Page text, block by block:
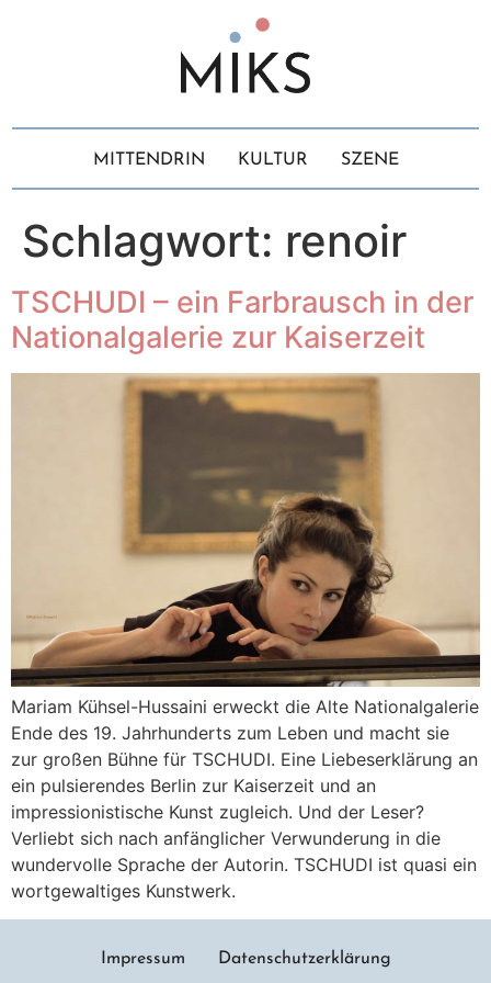
MITTENDRIN KULTUR SZENE
Schlagwort: renoir
TSCHUDI – ein Farbrausch in der
Nationalgalerie zur Kaiserzeit
Mariam Kühsel-Hussaini erweckt die Alte Nationalgalerie
Ende des 19. Jahrhunderts zum Leben und macht sie
zur großen Bühne für TSCHUDI. Eine Liebeserklärung an
ein pulsierendes Berlin zur Kaiserzeit und an
impressionistische Kunst zugleich. Und der Leser?
Verliebt sich nach anfänglicher Verwunderung in die
wundervolle Sprache der Autorin. TSCHUDI ist quasi ein
wortgewaltiges Kunstwerk.
Impressum Datenschutzerklärung